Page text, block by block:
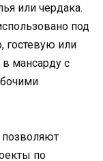
или чердака.
под
гостевую или
мансарду с
по